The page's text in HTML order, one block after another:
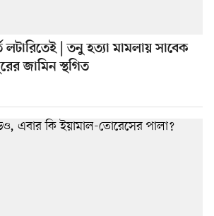
লটারিতেই | তনু হত্যা মামলায় সাবেক
জামিন স্থগিত